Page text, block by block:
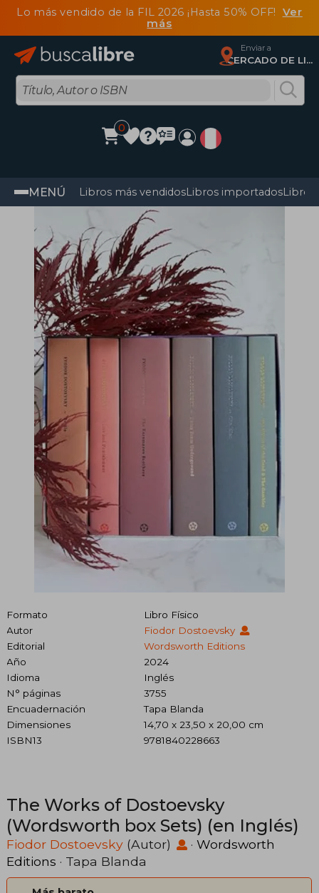
Lo más vendido de la FIL 2026 ¡Hasta 50% OFF! Ver
más
Enviar a
CERCADO DE LIMA, Lima
0
MENÚ Libros más vendidosLibros importadosLibros
Formato
Libro Físico
Autor
Fiodor Dostoevsky
Editorial
Wordsworth Editions
Año
2024
Idioma
Inglés
N° páginas
3755
Encuadernación
Tapa Blanda
Dimensiones
14,70 x 23,50 x 20,00 cm
ISBN13
9781840228663
The Works of Dostoevsky
(Wordsworth box Sets) (en Inglés)
Fiodor Dostoevsky (Autor) · Wordsworth
Editions · Tapa Blanda